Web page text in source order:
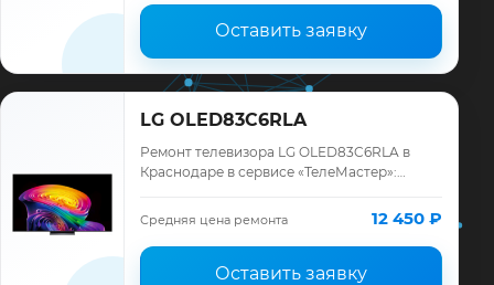
Оставить заявку
LG OLED83C6RLA
Ремонт телевизора LG OLED83C6RLA в
Краснодаре в сервисе «ТелеМастер»:
запчасти и гарантия до 12 месяцев.
Средняя цена ремонта 12 450 ₽
Оставить заявку